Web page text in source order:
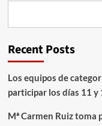
Recent Posts
Los equipos de
participar los días 11
Mª Carmen Ruiz toma